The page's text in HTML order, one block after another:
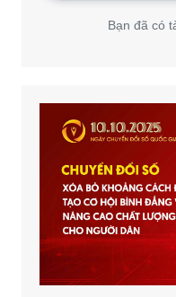
Bạn đã có